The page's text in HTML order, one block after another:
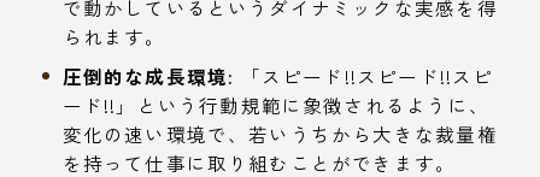
で動かしているというダイナミックな実感を得
られます。
圧倒的な成長環境:
「スピード!!スピード!!スピ
ード!!」という行動規範に象徴されるように、
変化の速い環境で、若いうちから大きな裁量権
を持って仕事に取り組むことができます。